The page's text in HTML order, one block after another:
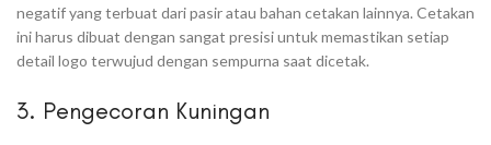
negatif yang terbuat dari pasir atau bahan cetakan lainnya. Cetakan
ini harus dibuat dengan sangat presisi untuk memastikan setiap
detail logo terwujud dengan sempurna saat dicetak.
3. Pengecoran Kuningan